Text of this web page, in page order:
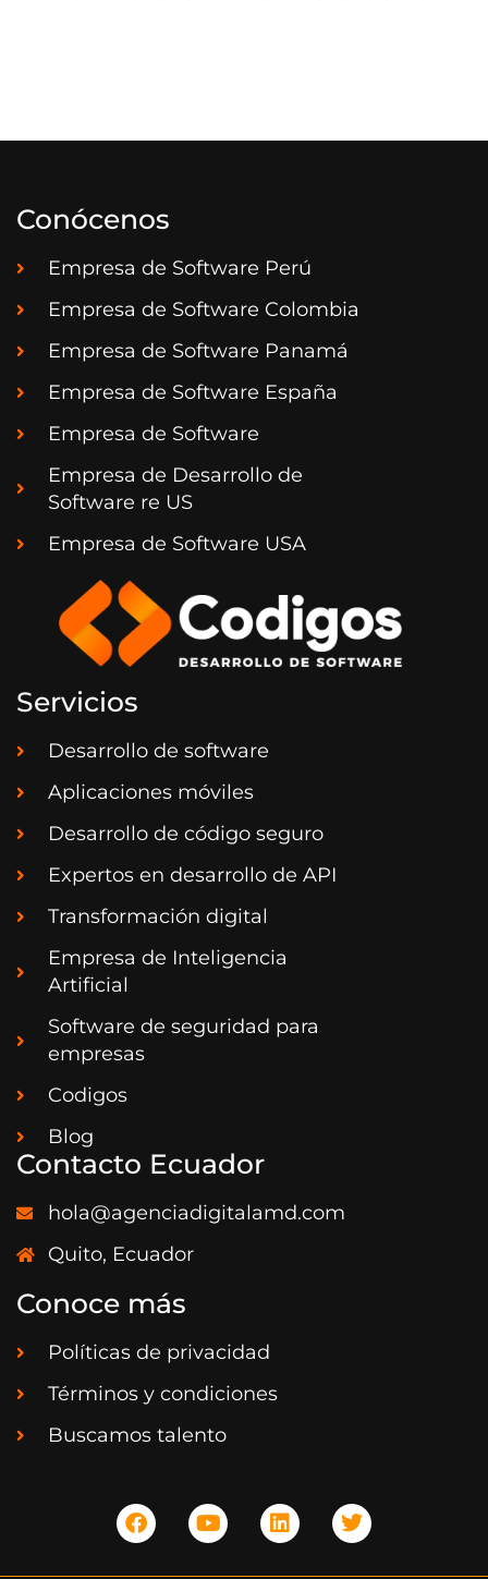
Conócenos
Empresa de Software Perú
Empresa de Software Colombia
Empresa de Software Panamá
Empresa de Software España
Empresa de Software
Empresa de Desarrollo de
Software re US
Empresa de Software USA
Servicios
Desarrollo de software
Aplicaciones móviles
Desarrollo de código seguro
Expertos en desarrollo de API
Transformación digital
Empresa de Inteligencia
Artificial
Software de seguridad para
empresas
Codigos
Blog
Contacto Ecuador
hola@agenciadigitalamd.com
Quito, Ecuador
Conoce más
Políticas de privacidad
Términos y condiciones
Buscamos talento